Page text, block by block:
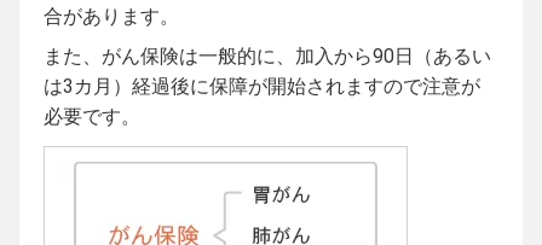
合があります。
また、がん保険は一般的に、加入から90日（あるい
は3カ月）経過後に保障が開始されますので注意が
必要です。